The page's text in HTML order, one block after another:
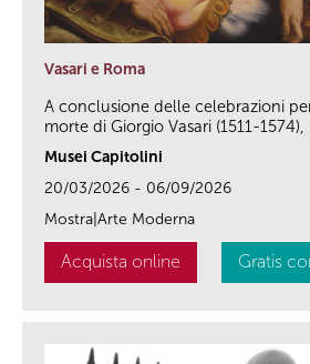
Vasari e Roma
A conclusione delle celebrazioni
morte di Giorgio Vasari (1511-1574),
Musei Capitolini
20/03/2026 - 06/09/2026
Mostra|Arte Moderna
Acquista online Gratis